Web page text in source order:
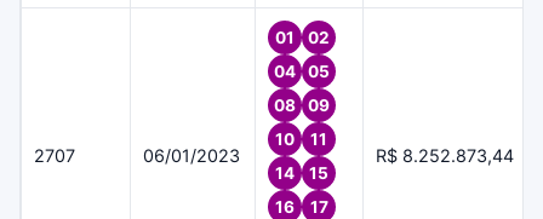
2707 06/01/2023
01
02
04
05
08
09
10
11
14
15
16
17
R$ 8.252.873,44